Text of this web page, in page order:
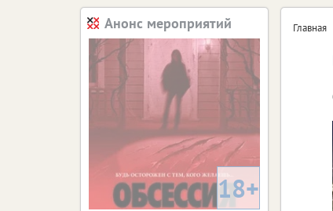
Главная
Анонс мероприятий
18+